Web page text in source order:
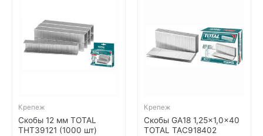
Крепеж
Скобы 12 мм TOTAL
THT39121 (1000 шт)
Крепеж
Скобы GA18 1,25×1,0x40
TOTAL TAC918402